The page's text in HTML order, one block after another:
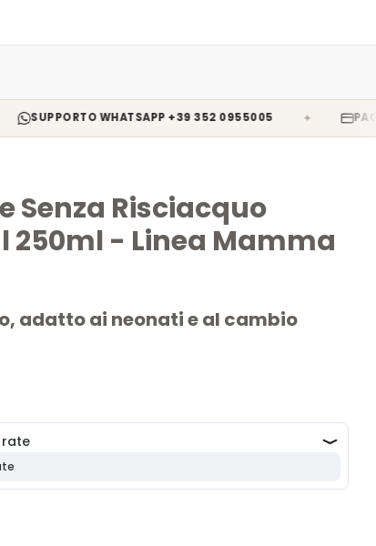
SUPPORTO WHATSAPP +39 352 0955005 ✦
Senza Risciacquo
250ml - Linea Mamma
adatto ai neonati e al cambio
250ml
nutre e protegge la pelle, rendendolo perfetto
| Dermatologicamente testato